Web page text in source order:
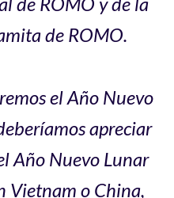
de ROMO.
el Año Nuevo
apreciar
Año Nuevo Lunar
Vietnam o China,